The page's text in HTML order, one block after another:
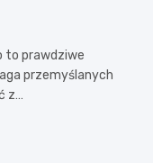
to prawdziwe
przemyślanych
z…